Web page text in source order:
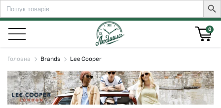
Search
for:
0
Головна Brands Lee Cooper
for: